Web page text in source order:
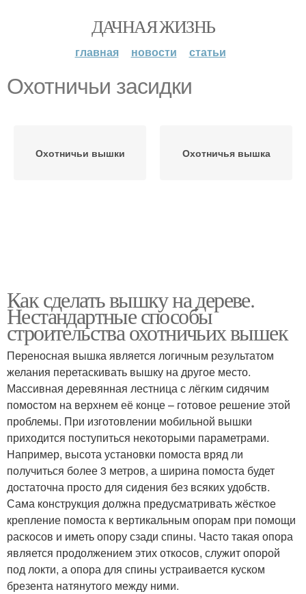
ДАЧНАЯ ЖИЗНЬ
главная новости статьи
Охотничьи засидки
Охотничьи вышки Охотничья вышка
Как сделать вышку на дереве.
Нестандартные способы
строительства охотничьих вышек
Переносная вышка является логичным результатом
желания перетаскивать вышку на другое место.
Массивная деревянная лестница с лёгким сидячим
помостом на верхнем её конце – готовое решение этой
проблемы. При изготовлении мобильной вышки
приходится поступиться некоторыми параметрами.
Например, высота установки помоста вряд ли
получиться более 3 метров, а ширина помоста будет
достаточна просто для сидения без всяких удобств.
Сама конструкция должна предусматривать жёсткое
крепление помоста к вертикальным опорам при помощи
раскосов и иметь опору сзади спины. Часто такая опора
является продолжением этих откосов, служит опорой
под локти, а опора для спины устраивается куском
брезента натянутого между ними.